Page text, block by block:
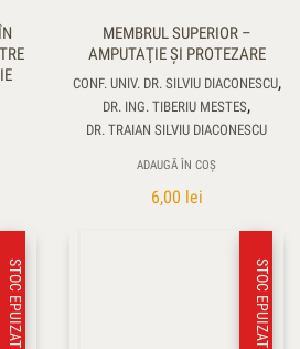
MEMBRUL SUPERIOR –
AMPUTAŢIE ŞI PROTEZARE
CONF. UNIV. DR. SILVIU DIACONESCU,
DR. ING. TIBERIU MESTES,
DR. TRAIAN SILVIU DIACONESCU
ADAUGĂ ÎN COȘ
6,00 lei
STOC EPUIZAT STOC EPUIZAT